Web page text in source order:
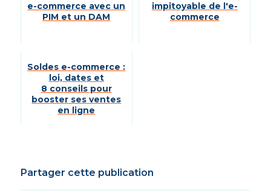
e-commerce avec un
PIM et un DAM
impitoyable de l'e-
commerce
Soldes e-commerce :
loi, dates et
8 conseils pour
booster ses ventes
en ligne
Partager cette publication